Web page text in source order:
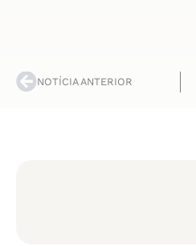
NOTÍCIA ANTERIOR